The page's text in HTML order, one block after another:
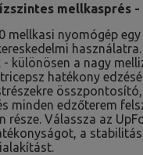
mellkasprés -
mellkasi nyomógép
- különösen a nagy
hatékony
minden edzőterem
része. Válassza az
a